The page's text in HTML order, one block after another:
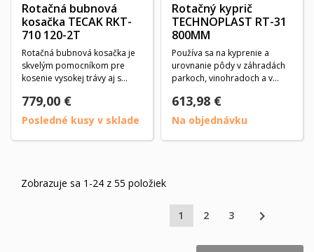
Rotačná bubnová
kosačka TECAK RKT-
710 120-2T
Rotačná bubnová kosačka je
skvelým pomocníkom pre
kosenie vysokej trávy aj s
779,00 €
Posledné kusy v sklade
Rotačný kyprič
TECHNOPLAST RT-31
800MM
Používa sa na kyprenie a
urovnanie pôdy v záhradách
parkoch, vinohradoch a v
613,98 €
Na objednávku
Zobrazuje sa 1-24 z 55 položiek
1 2 3 